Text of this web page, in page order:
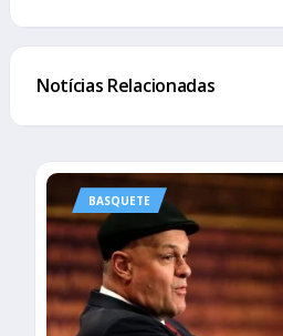
Notícias Relacionadas
BASQUETE